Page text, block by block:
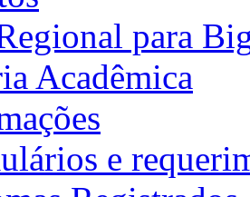
para
Acadêmica
e